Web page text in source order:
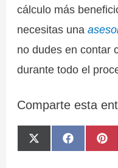
cálculo más
necesitas una
no dudes en contar
durante todo el
Comparte esta
Compartir
en
X
(
Compartir
en
F
a
en
P
i